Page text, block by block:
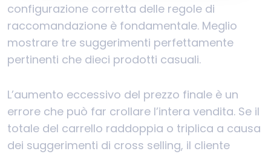
configurazione corretta delle regole di
raccomandazione è fondamentale. Meglio
mostrare tre suggerimenti perfettamente
pertinenti che dieci prodotti casuali.
L’aumento eccessivo del prezzo finale è un
errore che può far crollare l’intera vendita. Se il
totale del carrello raddoppia o triplica a causa
dei suggerimenti di cross selling, il cliente